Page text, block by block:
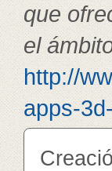
que
el
http://
apps-3d-